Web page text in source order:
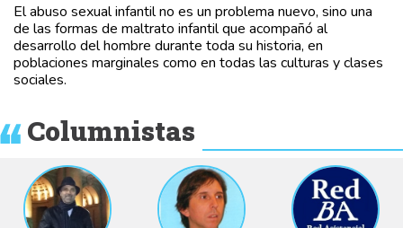
El abuso sexual infantil no es un problema nuevo, sino una
de las formas de maltrato infantil que acompañó al
desarrollo del hombre durante toda su historia, en
poblaciones marginales como en todas las culturas y clases
sociales.
Columnistas